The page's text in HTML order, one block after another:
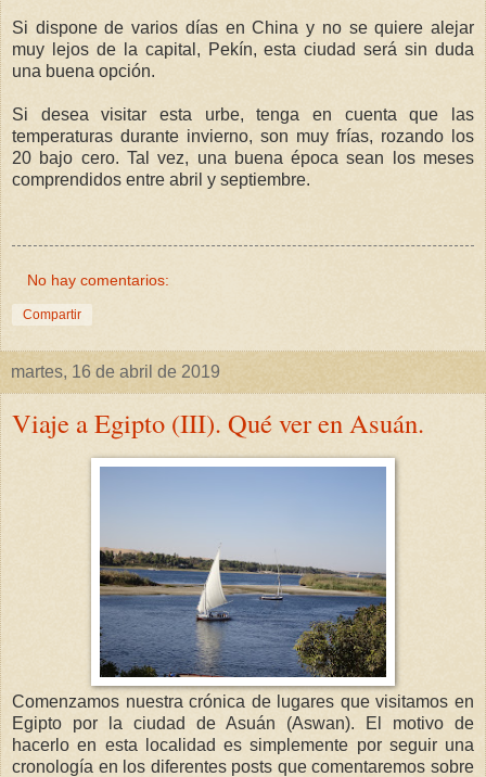
Si dispone de varios días en China y no se quiere alejar
muy lejos de la capital, Pekín, esta ciudad será sin duda
una buena opción.
Si desea visitar esta urbe, tenga en cuenta que las
temperaturas durante invierno, son muy frías, rozando los
20 bajo cero. Tal vez, una buena época sean los meses
comprendidos entre abril y septiembre.
No hay comentarios:
Compartir
martes, 16 de abril de 2019
Viaje a Egipto (III). Qué ver en Asuán.
Comenzamos nuestra crónica de lugares que visitamos en
Egipto por la ciudad de Asuán (Aswan). El motivo de
hacerlo en esta localidad es simplemente por seguir una
cronología en los diferentes posts que comentaremos sobre